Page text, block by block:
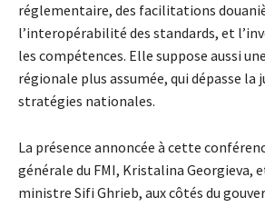
réglementaire, des facilitations
l’interopérabilité des standards, et
les compétences. Elle suppose aussi
régionale plus assumée, qui dépasse la
stratégies nationales.
La présence annoncée à cette
générale du FMI, Kristalina Georgieva,
ministre Sifi Ghrieb, aux côtés du